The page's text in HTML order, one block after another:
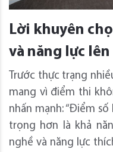
Lời khuyên
và năng lực
Trước thực trạng
mang vì điểm thi
nhấn mạnh: “Điểm
trọng hơn là khả
nghề và năng lực